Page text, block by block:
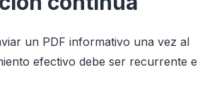
un PDF informativo una vez al
efectivo debe ser recurrente e